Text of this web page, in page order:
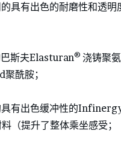
具有出色的耐磨性和透明
斯夫Elasturan® 浇铸聚
酰胺；
具有出色缓冲性的
（提升了整体乘坐感受；